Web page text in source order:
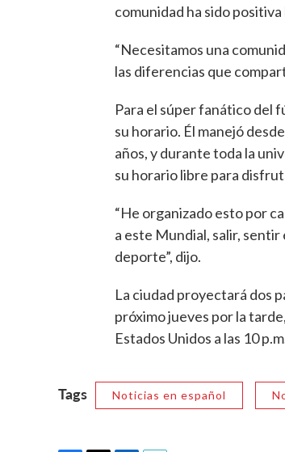
comunidad ha sido
“Necesitamos una
las diferencias que
Para el súper fanático del
su horario. Él manejó
años, y durante toda la
su horario libre para
“He organizado esto por
a este Mundial, salir,
deporte”, dijo.
La ciudad proyectará dos
próximo jueves por la
Estados Unidos a las 10
Tags Noticias en español